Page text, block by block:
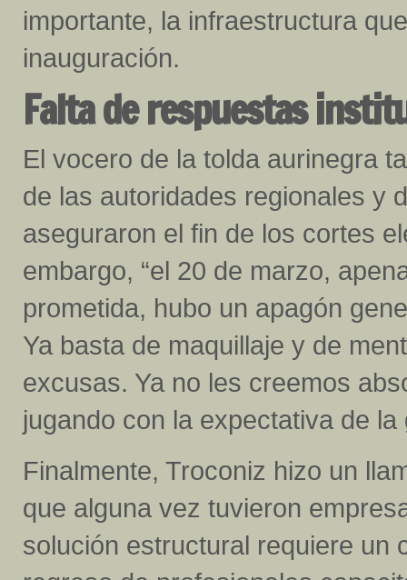
importante, la infraestructura
inauguración.
Falta de respuestas
El vocero de la tolda aurinegra
de las autoridades regionales y
aseguraron el fin de los cortes
embargo, “el 20 de marzo,
prometida, hubo un apagón
Ya basta de maquillaje y de
excusas. Ya no les creemos
jugando con la expectativa de la
Finalmente, Troconiz hizo un
que alguna vez tuvieron
solución estructural requiere un